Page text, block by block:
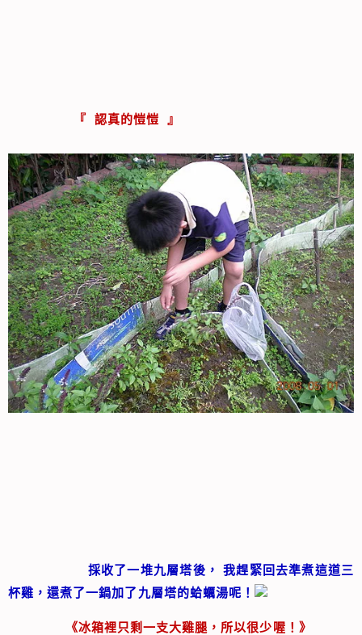
『 認真的愷愷 』
採收了一堆九層塔後， 我趕緊回去準煮這道三
杯雞，還煮了一鍋加了九層塔的蛤蠣湯呢！
《冰箱裡只剩一支大雞腿，所以很少喔！》